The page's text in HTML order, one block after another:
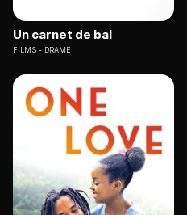
Un carnet de bal
FILMS DRAME